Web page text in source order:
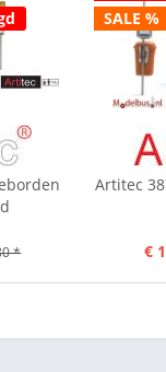
*
SALE %
Artitec
€